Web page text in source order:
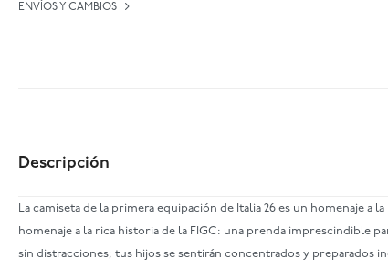
ENVÍOS Y CAMBIOS
Descripción
La camiseta de la primera equipación de Italia 26 es un homenaje
homenaje a la rica historia de la FIGC: una prenda imprescindible
sin distracciones; tus hijos se sentirán concentrados y preparados